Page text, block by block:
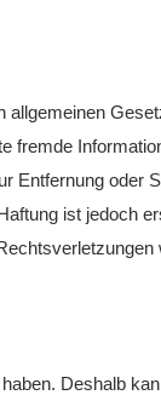
allgemeinen
fremde
Entfernung oder
ist jedoch
Deshalb